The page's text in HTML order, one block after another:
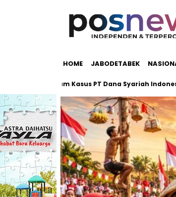
HOME JABODETABEK
dalam Kasus PT Dana Syariah Indonesia